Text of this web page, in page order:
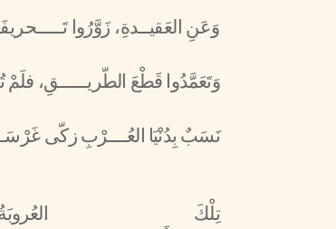
وَعَنِ العَقيــدةِ، زَوَّرُوا
وَتَعَمَّدُوا قَطْعَ الطّريــــــقِ، فلَمْ
نَسَبٌ بِدُنْيَا العُــــرْبِ زكّى
تِلْكَ